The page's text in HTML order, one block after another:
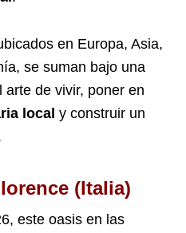
en Europa, Asia,
se suman bajo una
de vivir, poner en
local y construir un
(Italia)
este oasis en las